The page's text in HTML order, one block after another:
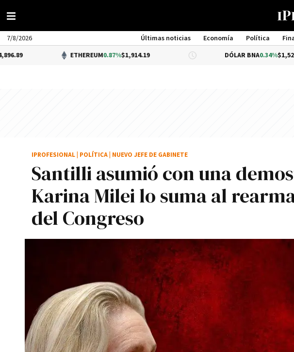
7/8/2026 Últimas noticias Economía Política
ETHEREUM0.87%$1,914.19 DÓLAR BNA0.34%$1,520.00
Santilli asumió con una
Karina Milei lo suma al
del Congreso
IPROFESIONAL POLÍTICA NUEVO JEFE DE GABINETE